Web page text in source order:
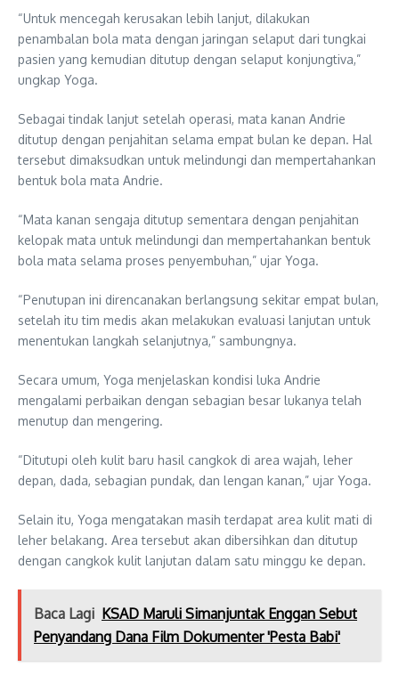
“Untuk mencegah kerusakan lebih lanjut, dilakukan
penambalan bola mata dengan jaringan selaput dari tungkai
pasien yang kemudian ditutup dengan selaput konjungtiva,”
ungkap Yoga.
Sebagai tindak lanjut setelah operasi, mata kanan Andrie
ditutup dengan penjahitan selama empat bulan ke depan. Hal
tersebut dimaksudkan untuk melindungi dan mempertahankan
bentuk bola mata Andrie.
“Mata kanan sengaja ditutup sementara dengan penjahitan
kelopak mata untuk melindungi dan mempertahankan bentuk
bola mata selama proses penyembuhan,” ujar Yoga.
“Penutupan ini direncanakan berlangsung sekitar empat bulan,
setelah itu tim medis akan melakukan evaluasi lanjutan untuk
menentukan langkah selanjutnya,” sambungnya.
Secara umum, Yoga menjelaskan kondisi luka Andrie
mengalami perbaikan dengan sebagian besar lukanya telah
menutup dan mengering.
“Ditutupi oleh kulit baru hasil cangkok di area wajah, leher
depan, dada, sebagian pundak, dan lengan kanan,” ujar Yoga.
Selain itu, Yoga mengatakan masih terdapat area kulit mati di
leher belakang. Area tersebut akan dibersihkan dan ditutup
dengan cangkok kulit lanjutan dalam satu minggu ke depan.
Baca Lagi KSAD Maruli Simanjuntak Enggan Sebut
Penyandang Dana Film Dokumenter 'Pesta Babi'